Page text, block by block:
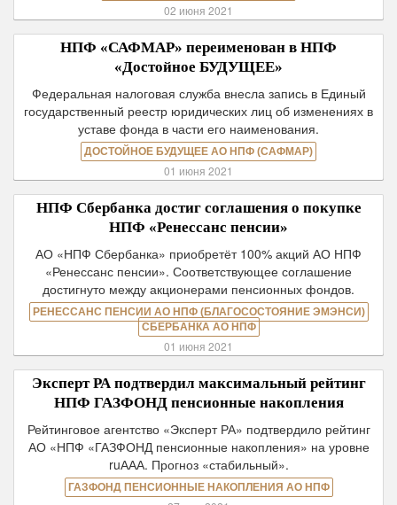
02 июня 2021
НПФ «САФМАР» переименован в НПФ
«Достойное БУДУЩЕЕ»
Федеральная налоговая служба внесла запись в Единый
государственный реестр юридических лиц об изменениях в
уставе фонда в части его наименования.
ДОСТОЙНОЕ БУДУЩЕЕ АО НПФ (САФМАР)
01 июня 2021
НПФ Сбербанка достиг соглашения о покупке
НПФ «Ренессанс пенсии»
АО «НПФ Сбербанка» приобретёт 100% акций АО НПФ
«Ренессанс пенсии». Соответствующее соглашение
достигнуто между акционерами пенсионных фондов.
РЕНЕССАНС ПЕНСИИ АО НПФ (БЛАГОСОСТОЯНИЕ ЭМЭНСИ)
СБЕРБАНКА АО НПФ
01 июня 2021
Эксперт РА подтвердил максимальный рейтинг
НПФ ГАЗФОНД пенсионные накопления
Рейтинговое агентство «Эксперт РА» подтвердило рейтинг
АО «НПФ «ГАЗФОНД пенсионные накопления» на уровне
ruААА. Прогноз «стабильный».
ГАЗФОНД ПЕНСИОННЫЕ НАКОПЛЕНИЯ АО НПФ